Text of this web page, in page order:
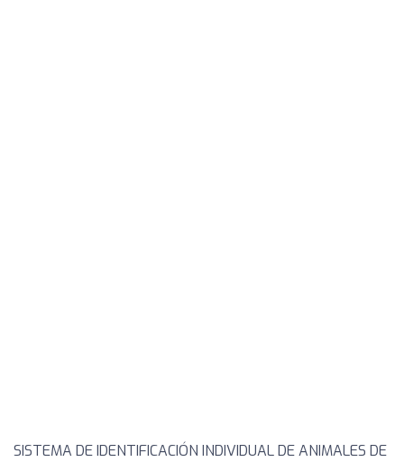
SISTEMA DE IDENTIFICACIÓN INDIVIDUAL DE ANIMALES DE